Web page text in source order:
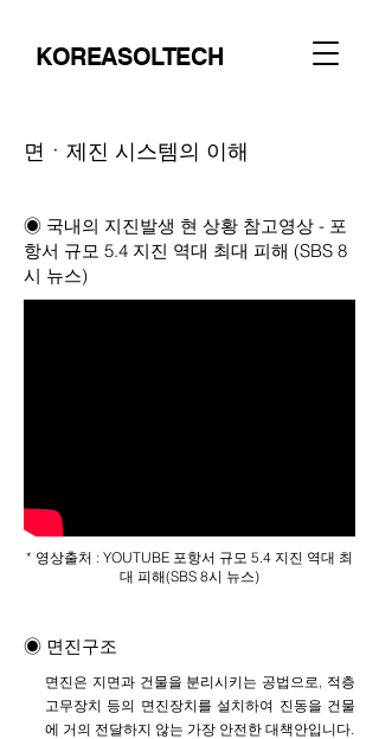
KOREASOLTECH
면ㆍ제진 시스템의 이해
◉ 국내의 지진발생 현 상황 참고영상 - 포
항서 규모 5.4 지진 역대 최대 피해 (SBS 8
시 뉴스)
* 영상출처 : YOUTUBE 포항서 규모 5.4 지진 역대 최
대 피해(SBS 8시 뉴스)
◉ 면진구조
면진은 지면과 건물을 분리시키는 공법으로, 적층
고무장치 등의 면진장치를 설치하여 진동을 건물
에 거의 전달하지 않는 가장 안전한 대책안입니다.